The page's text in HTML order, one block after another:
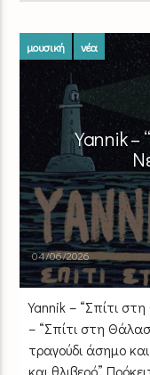
μουσική νέα
Yannik –
04/06/2026
Yannik – “Σπίτι
– “Σπίτι στη
τραγούδι άσημο
και θλιβερό”